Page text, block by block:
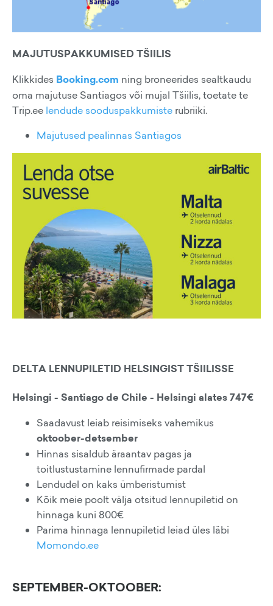
MAJUTUSPAKKUMISED TŠIILIS
Klikkides Booking.com ning broneerides sealtkaudu
oma majutuse Santiagos või mujal Tšiilis, toetate te
Trip.ee lendude sooduspakkumiste rubriiki.
Majutused pealinnas Santiagos
DELTA LENNUPILETID HELSINGIST TŠIILISSE
Helsingi - Santiago de Chile - Helsingi alates 747€
Saadavust leiab reisimiseks vahemikus
oktoober-detsember
Hinnas sisaldub äraantav pagas ja
toitlustustamine lennufirmade pardal
Lendudel on kaks ümberistumist
Kõik meie poolt välja otsitud lennupiletid on
hinnaga kuni 800€
Parima hinnaga lennupiletid leiad üles läbi
Momondo.ee
SEPTEMBER-OKTOOBER: